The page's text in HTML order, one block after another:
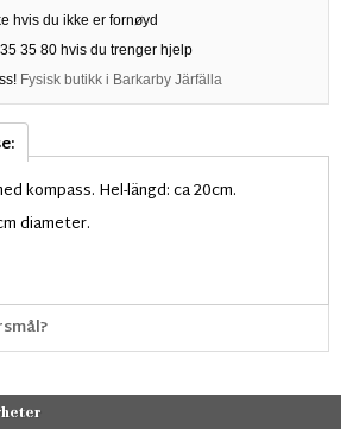
hvis du ikke er fornøyd
35 80 hvis du trenger hjelp
Fysisk butikk i Barkarby Järfälla
kompass. Hel-längd: ca 20cm.
diameter.